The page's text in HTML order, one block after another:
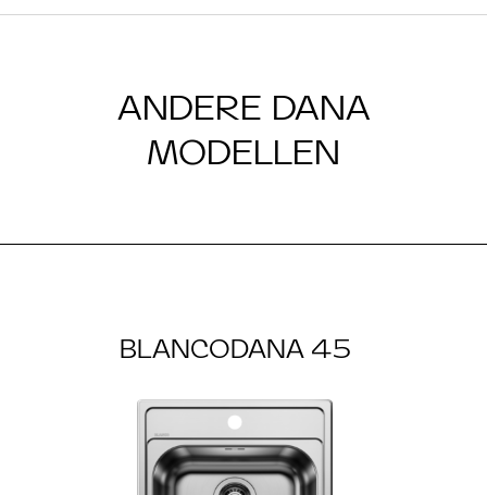
ANDERE DANA
MODELLEN
BLANCODANA 45